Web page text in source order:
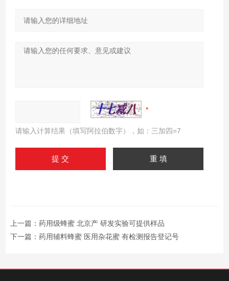
请输入计算结果（填写阿拉伯数字），如：三加四=7
上一篇： 药用级蜂蜜 北京产 研发实验可提供样品
下一篇： 药用辅料蜂蜜 医用杂花蜜 有检测报告登记号